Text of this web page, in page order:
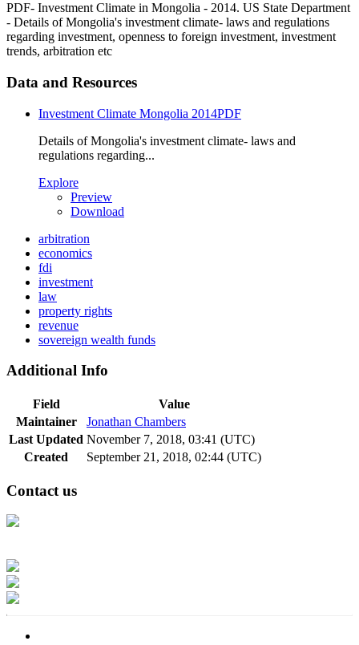
PDF- Investment Climate in Mongolia - 2014. US State Department
- Details of Mongolia's investment climate- laws and regulations
regarding investment, openness to foreign investment, investment
trends, arbitration etc
Data and Resources
Investment Climate Mongolia 2014PDF
Details of Mongolia's investment climate- laws and
regulations regarding...
Explore
Preview
Download
arbitration
economics
fdi
investment
law
property rights
revenue
sovereign wealth funds
Additional Info
Field
Value
Maintainer
Jonathan Chambers
Last Updated November 7, 2018, 03:41 (UTC)
Created
September 21, 2018, 02:44 (UTC)
Contact us